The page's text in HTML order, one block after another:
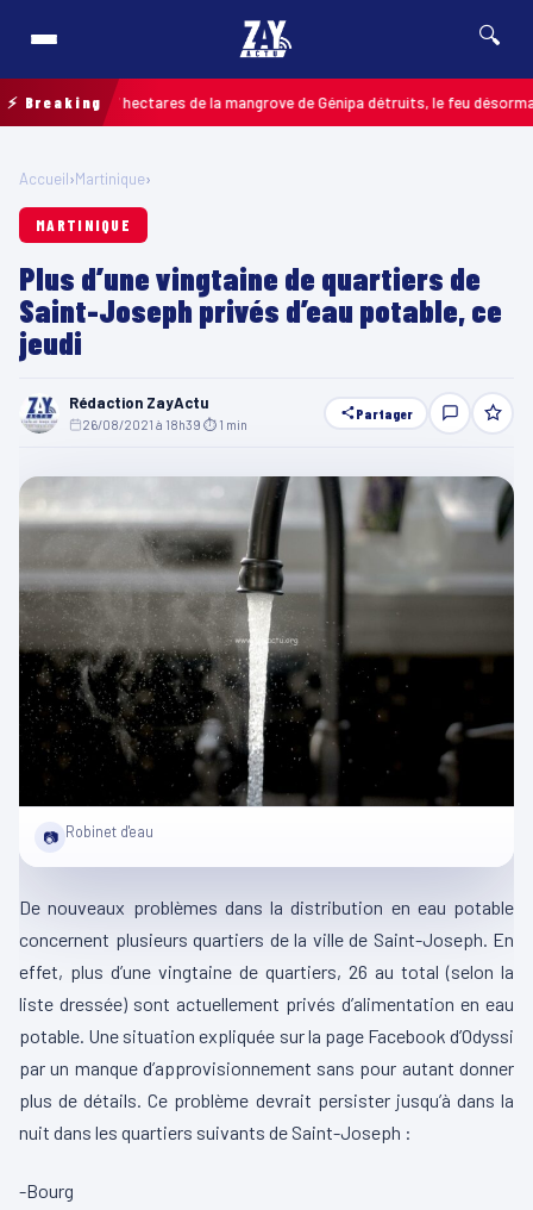
🔍
⚡ Breaking
: jusqu’à 7 hectares de la mangrove de Génipa détruits, le feu désormais
Accueil›Martinique›
MARTINIQUE
Plus d’une vingtaine de quartiers de
Saint-Joseph privés d’eau potable, ce
jeudi
Rédaction ZayActu
26/08/2021 à 18h39 ⏱ 1 min
Partager
📷 Robinet d'eau
De nouveaux problèmes dans la distribution en eau potable
concernent plusieurs quartiers de la ville de Saint-Joseph. En
effet, plus d’une vingtaine de quartiers, 26 au total (selon la
liste dressée) sont actuellement privés d’alimentation en eau
potable. Une situation expliquée sur la page Facebook d’Odyssi
par un manque d’approvisionnement sans pour autant donner
plus de détails. Ce problème devrait persister jusqu’à dans la
nuit dans les quartiers suivants de Saint-Joseph :
-Bourg